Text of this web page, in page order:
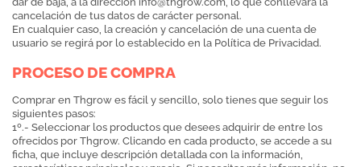
cancelación de tus datos de carácter personal.
En cualquier caso, la creación y cancelación de una cuenta de
usuario se regirá por lo establecido en la Política de Privacidad.
PROCESO DE COMPRA
Comprar en Thgrow es fácil y sencillo, solo tienes que seguir los
siguientes pasos:
1º.- Seleccionar los productos que desees adquirir de entre los
ofrecidos por Thgrow. Clicando en cada producto, se accede a su
ficha, que incluye descripción detallada con la información,